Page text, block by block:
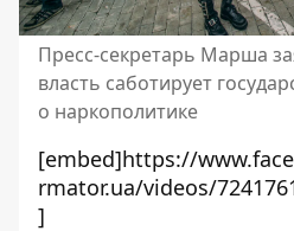
Пресс-секретарь Марша
власть саботирует
о наркополитике
[embed]https://
rmator.ua/videos/
]